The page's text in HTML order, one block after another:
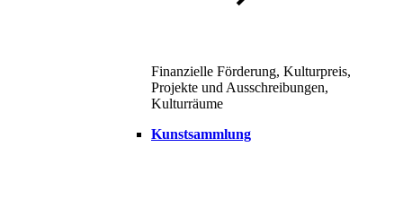
Finanzielle Förderung, Kulturpreis,
Projekte und Ausschreibungen,
Kulturräume
Kunstsammlung